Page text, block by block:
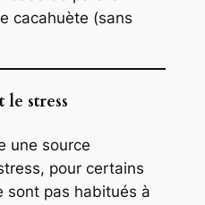
cacahuète (sans
le stress
une source
pour certains
sont pas habitués à